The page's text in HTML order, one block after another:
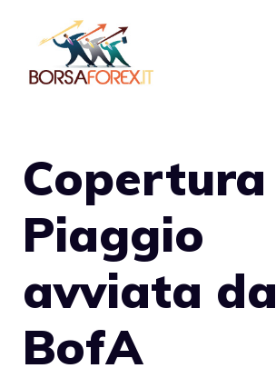
contenuto
Copertura
Piaggio
avviata da
BofA